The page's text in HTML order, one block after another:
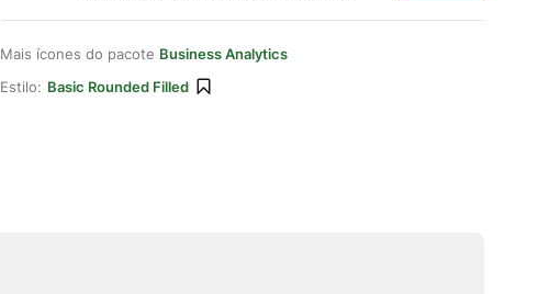
Mais ícones do pacote Business Analytics
Estilo: Basic Rounded Filled